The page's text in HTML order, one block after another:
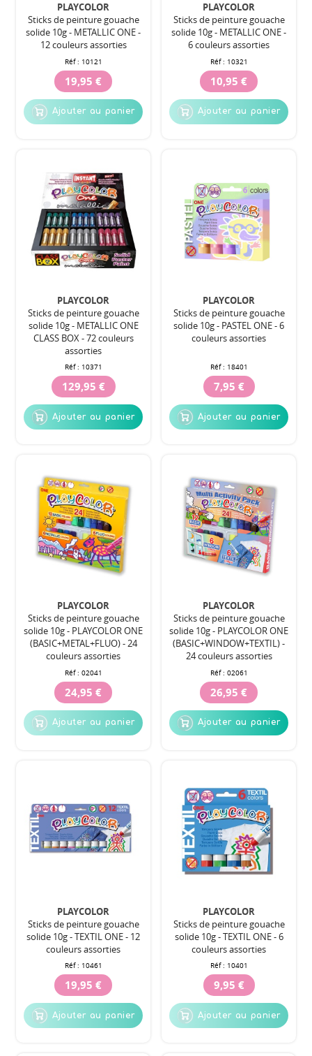
PLAYCOLOR
Sticks de peinture gouache
solide 10g - METALLIC ONE -
12 couleurs assorties
Réf : 10121
19,95 €
Ajouter au panier
PLAYCOLOR
Sticks de peinture gouache
solide 10g - METALLIC ONE -
6 couleurs assorties
Réf : 10321
10,95 €
Ajouter au panier
PLAYCOLOR
Sticks de peinture gouache
solide 10g - METALLIC ONE
CLASS BOX - 72 couleurs
assorties
Réf : 10371
129,95 €
Ajouter au panier
PLAYCOLOR
Sticks de peinture gouache
solide 10g - PASTEL ONE - 6
couleurs assorties
Réf : 18401
7,95 €
Ajouter au panier
PLAYCOLOR
Sticks de peinture gouache
solide 10g - PLAYCOLOR ONE
(BASIC+METAL+FLUO) - 24
couleurs assorties
Réf : 02041
24,95 €
Ajouter au panier
PLAYCOLOR
Sticks de peinture gouache
solide 10g - PLAYCOLOR ONE
(BASIC+WINDOW+TEXTIL) -
24 couleurs assorties
Réf : 02061
26,95 €
Ajouter au panier
PLAYCOLOR
Sticks de peinture gouache
solide 10g - TEXTIL ONE - 12
couleurs assorties
Réf : 10461
19,95 €
Ajouter au panier
PLAYCOLOR
Sticks de peinture gouache
solide 10g - TEXTIL ONE - 6
couleurs assorties
Réf : 10401
9,95 €
Ajouter au panier